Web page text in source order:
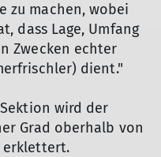
zu machen, wobei
dass Lage, Umfang
Zwecken echter
dient."
wird der
Grad oberhalb von
erklettert.